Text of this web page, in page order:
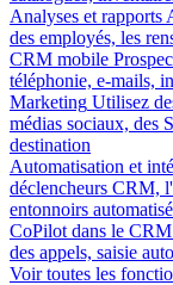
Analyses et rapports
des employés, les
CRM mobile
téléphonie, e-mails,
Marketing Utilisez
médias sociaux, des
destination
Automatisation et
déclencheurs CRM,
entonnoirs
CoPilot dans le CRM
des appels, saisie
Voir toutes les